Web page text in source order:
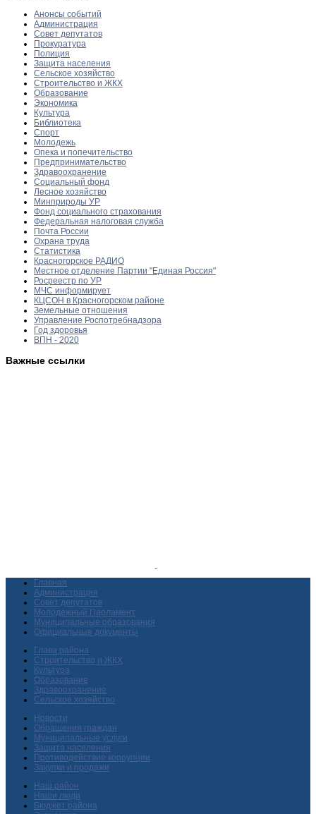
Анонсы событий
Администрация
Совет депутатов
Прокуратура
Полиция
Защита населения
Сельское хозяйство
Строительство и ЖКХ
Образование
Экономика
Культура
Библиотека
Спорт
Молодежь
Опека и попечительство
Предпринимательство
Здравоохранение
Социальный фонд
Лесное хозяйство
Минприроды УР
Фонд социального страхования
Федеральная налоговая служба
Почта России
Охрана труда
Статистика
Красногорское РАДИО
Местное отделение Партии "Единая Россия"
Росреестр по УР
МЧС информирует
КЦСОН в Красногорском районе
Земельные отношения
Управление Роспотребнадзора
Год здоровья
ВПН - 2020
Важные ссылки
Главная
Администрация
Совет депутатов
Молодежный Парламент
Муниципальные образования
Официальные документы
Глава района
Строительство и ЖКХ
Культура
Образование
Здравоохранение
Сельское хозяйство
Новости
Обращения граждан
Муниципальные услуги
Защита населения
Противодействие коррупции
Закупки и продажи
Наш район
Наши люди
Бюджет района